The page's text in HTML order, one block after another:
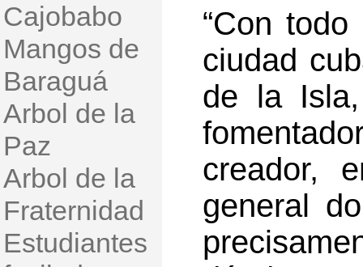
Cajobabo
Mangos de
Baraguá
Arbol de la
Paz
Arbol de la
Fraternidad
Estudiantes
“Con
ciudad
de la
creador,
general